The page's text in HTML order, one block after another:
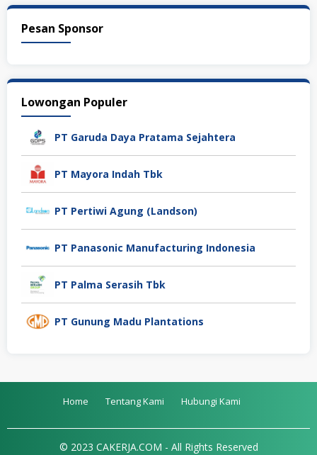
Pesan Sponsor
Lowongan Populer
PT Garuda Daya Pratama Sejahtera
PT Mayora Indah Tbk
PT Pertiwi Agung (Landson)
PT Panasonic Manufacturing Indonesia
PT Palma Serasih Tbk
PT Gunung Madu Plantations
Home Tentang Kami Hubungi Kami
© 2023 CAKERJA.COM - All Rights Reserved